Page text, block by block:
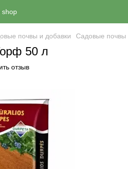
почвы и добавки Садовые почвы
50 л
отзыв